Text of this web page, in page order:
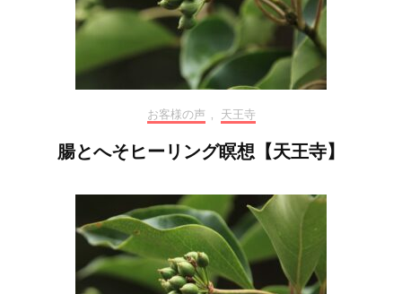
お客様の声 , 天王寺
腸とへそヒーリング瞑想【天王寺】